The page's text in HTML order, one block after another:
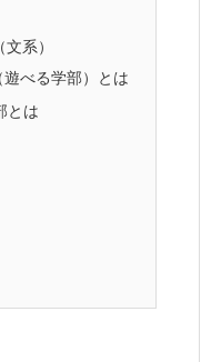
系）
べる学部）とは
とは